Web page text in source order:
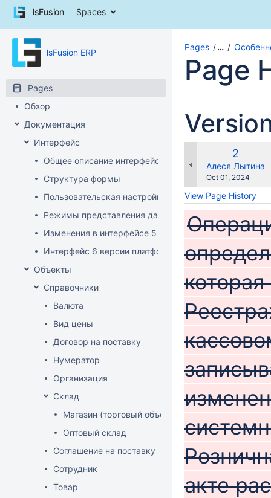
Skip
content
Skip
breadcrumbs
header
Skip
lsFusion Spaces
lsFusion ERP
Pages
Обзор
Документация
Интерфейс
Общее описание интерфейса клиента
Структура формы
Пользовательская настройка интерфейса
Режимы представления данных
Изменения в интерфейсе 5 версии платформы
Интерфейс 6 версии платформы
Объекты
Справочники
Валюта
Вид цены
Договор на поставку
Нумератор
Организация
Склад
Магазин (торговый объект)
Оптовый склад
Соглашение на поставку
Сотрудник
Товар
Pages …
Page
Old
Version
2
Алеся Лытина
Saved
Oct 01, 2024
View Page History
акте